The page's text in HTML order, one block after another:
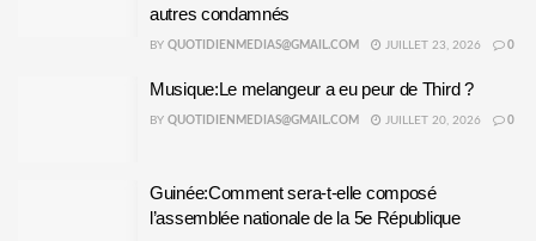
autres condamnés
BY QUOTIDIENMEDIAS@GMAIL.COM JUILLET 23, 2026 0
Musique:Le melangeur a eu peur de Third ?
BY QUOTIDIENMEDIAS@GMAIL.COM JUILLET 20, 2026 0
Guinée:Comment sera-t-elle composé
l’assemblée nationale de la 5e République